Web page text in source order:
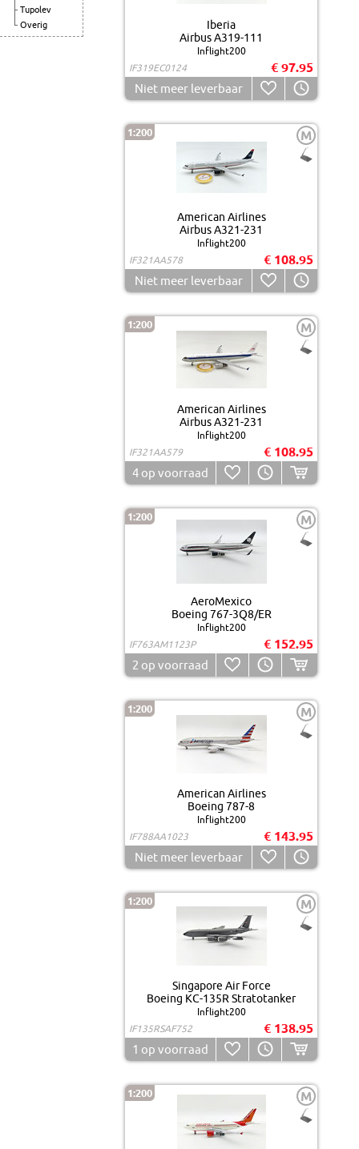
Tupolev
Overig
Iberia
Airbus A319-111
Inflight200
IF319EC0124
€ 97.95
Niet meer leverbaar
1:200 M
American Airlines
Airbus A321-231
Inflight200
IF321AA578
€ 108.95
Niet meer leverbaar
1:200 M
American Airlines
Airbus A321-231
Inflight200
IF321AA579
€ 108.95
4 op voorraad
1:200 M
AeroMexico
Boeing 767-3Q8/ER
Inflight200
IF763AM1123P
€ 152.95
2 op voorraad
1:200 M
American Airlines
Boeing 787-8
Inflight200
IF788AA1023
€ 143.95
Niet meer leverbaar
1:200 M
Singapore Air Force
Boeing KC-135R Stratotanker
Inflight200
IF135RSAF752
€ 138.95
1 op voorraad
1:200 M